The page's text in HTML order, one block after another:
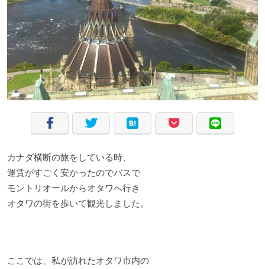
カナダ横断の旅をしている時、
運賃がすごく安かったのでバスで
モントリオールからオタワへ行き
オタワの街を歩いて観光しました。
ここでは、私が訪れたオタワ市内の